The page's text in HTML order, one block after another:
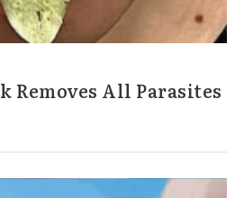
All Parasites